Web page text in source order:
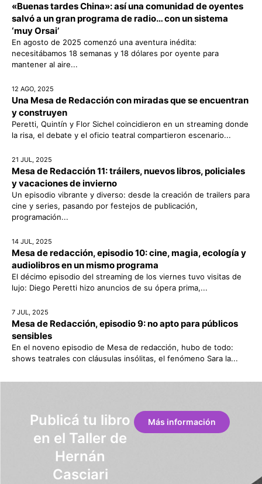
«Buenas tardes China»: así una comunidad de oyentes
salvó a un gran programa de radio… con un sistema
‘muy Orsai’
En agosto de 2025 comenzó una aventura inédita:
necesitábamos 18 semanas y 18 dólares por oyente para
mantener al aire...
12 AGO, 2025
Una Mesa de Redacción con miradas que se encuentran
y construyen
Peretti, Quintín y Flor Sichel coincidieron en un streaming donde
la risa, el debate y el oficio teatral compartieron escenario...
21 JUL, 2025
Mesa de Redacción 11: tráilers, nuevos libros, policiales
y vacaciones de invierno
Un episodio vibrante y diverso: desde la creación de trailers para
cine y series, pasando por festejos de publicación,
programación...
14 JUL, 2025
Mesa de redacción, episodio 10: cine, magia, ecología y
audiolibros en un mismo programa
El décimo episodio del streaming de los viernes tuvo visitas de
lujo: Diego Peretti hizo anuncios de su ópera prima,...
7 JUL, 2025
Mesa de Redacción, episodio 9: no apto para públicos
sensibles
En el noveno episodio de Mesa de redacción, hubo de todo:
shows teatrales con cláusulas insólitas, el fenómeno Sara la...
Publicá tu libro
en el Taller de
Hernán
Casciari
Más información